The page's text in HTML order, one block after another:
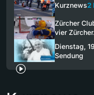
Kurznews2
Zürcher
vier
Dienstag,
Sendung